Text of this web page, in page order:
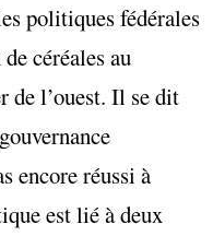
politiques fédérales
céréales au
de l’ouest. Il se dit
encore réussi à
est lié à deux